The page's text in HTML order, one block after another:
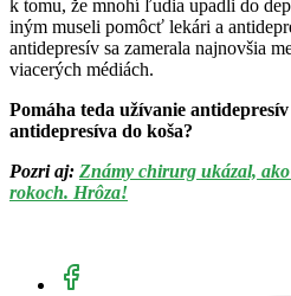
k tomu, že mnohí ľudia upadli do
iným museli pomôcť lekári a
antidepresív sa zamerala najnovšia
viacerých médiách.
Pomáha teda užívanie
antidepresíva do koša?
Pozri aj: Známy chirurg ukázal,
rokoch. Hrôza!